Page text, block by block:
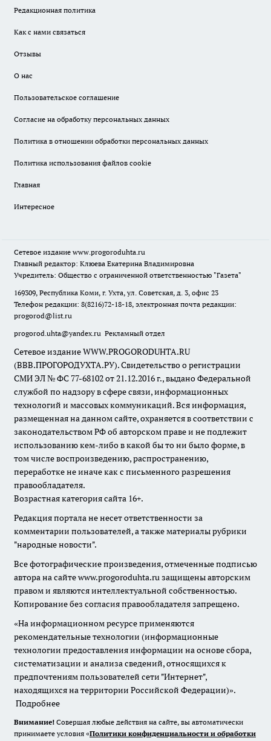
Редакционная политика
Как с нами связаться
Отзывы
О нас
Пользовательское соглашение
Согласие на обработку персональных данных
Политика в отношении обработки персональных данных
Политика использования файлов cookie
Главная
Интересное
Сетевое издание www.progoroduhta.ru
Главный редактор: Клюева Екатерина Владимировна
Учредитель: Общество с ограниченной ответственностью "Газета"
169309, Республика Коми, г. Ухта, ул. Советская, д. 3, офис 23
Телефон редакции: 8(8216)72-18-18, электронная почта редакции:
progorod@list.ru
progorod.uhta@yandex.ru Рекламный отдел
Сетевое издание WWW.PROGORODUHTA.RU
(ВВВ.ПРОГОРОДУХТА.РУ). Свидетельство о регистрации
СМИ ЭЛ № ФС 77-68102 от 21.12.2016 г., выдано Федеральной
службой по надзору в сфере связи, информационных
технологий и массовых коммуникаций. Вся информация,
размещенная на данном сайте, охраняется в соответствии с
законодательством РФ об авторском праве и не подлежит
использованию кем-либо в какой бы то ни было форме, в
том числе воспроизведению, распространению,
переработке не иначе как с письменного разрешения
правообладателя.
Возрастная категория сайта 16+.
Редакция портала не несет ответственности за
комментарии пользователей, а также материалы рубрики
"народные новости".
Все фотографические произведения, отмеченные подписью
автора на сайте www.progoroduhta.ru защищены авторским
правом и являются интеллектуальной собственностью.
Копирование без согласия правообладателя запрещено.
«На информационном ресурсе применяются
рекомендательные технологии (информационные
технологии предоставления информации на основе сбора,
систематизации и анализа сведений, относящихся к
предпочтениям пользователей сети "Интернет",
находящихся на территории Российской Федерации)».
Подробнее
Внимание! Совершая любые действия на сайте, вы автоматически
принимаете условия «Политики конфиденциальности и обработки